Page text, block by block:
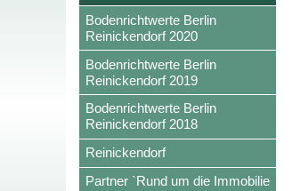
Bodenrichtwerte Berlin
Reinickendorf 2020
Bodenrichtwerte Berlin
Reinickendorf 2019
Bodenrichtwerte Berlin
Reinickendorf 2018
Reinickendorf
Partner `Rund um die Immobilie